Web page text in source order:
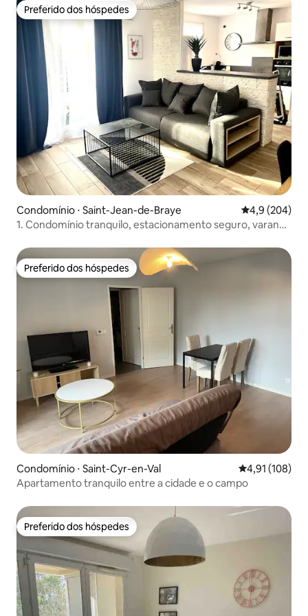
Preferido dos hóspedes
Preferido dos hóspedes
Condomínio ⋅ Saint-Jean-de-Braye 4,9 de uma
4,9 (204)
1. Condomínio tranquilo, estacionamento seguro, varanda
Preferido dos hóspedes
Preferido dos hóspedes
Condomínio ⋅ Saint-Cyr-en-Val 4,91 de uma
4,91 (108)
Apartamento tranquilo entre a cidade e o campo
Preferido dos hóspedes
Preferido dos hóspedes